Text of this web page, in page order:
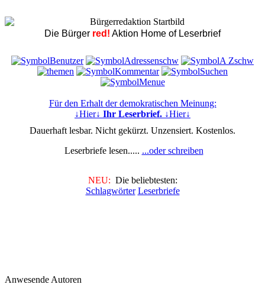
Die Bürger red! Aktion Home of Leserbrief
Für den Erhalt der demokratischen Meinung:
↓Hier↓ Ihr Leserbrief. ↓Hier↓
Dauerhaft lesbar. Nicht gekürzt. Unzensiert. Kostenlos.
Leserbriefe lesen..... ...oder schreiben
NEU: Die beliebtesten:
Schlagwörter Leserbriefe
Anwesende Autoren